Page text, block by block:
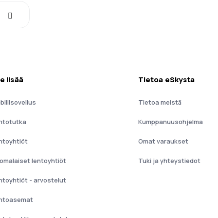
lisää
lentoyhtiöt
- arvostelut
Tietoa eSkysta
Tietoa meistä
Kumppanuusohjelma
Omat varaukset
Tuki ja yhteystiedot